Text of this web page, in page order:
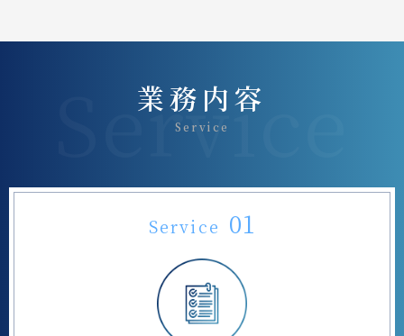
業務内容
Service
Service 01